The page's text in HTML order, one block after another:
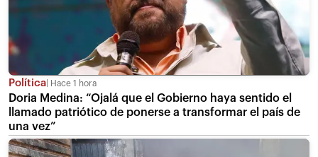
Política Hace 1 hora
Doria Medina: “Ojalá que el Gobierno haya sentido el
llamado patriótico de ponerse a transformar el país de
una vez”